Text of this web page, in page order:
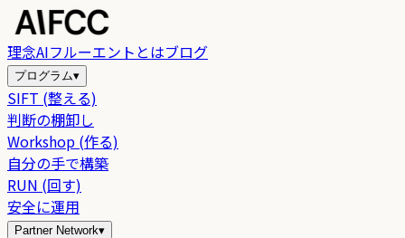
理念AIフルーエントとはブログ
プログラム▾
SIFT (整える)
判断の棚卸し
Workshop (作る)
自分の手で構築
RUN (回す)
安全に運用
Partner Network▾